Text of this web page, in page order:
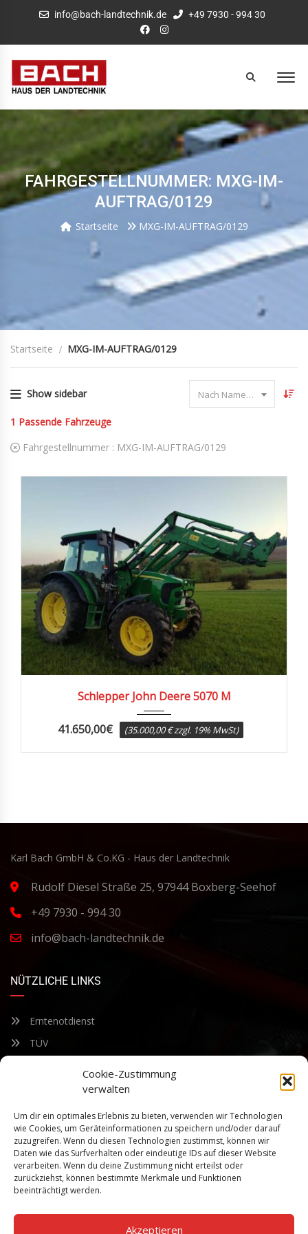
Cookie-Zustimmung
verwalten
Um dir ein optimales Erlebnis zu bieten, verwenden wir Technologien
wie Cookies, um Geräteinformationen zu speichern und/oder darauf
zuzugreifen. Wenn du diesen Technologien zustimmst, können wir
Daten wie das Surfverhalten oder eindeutige IDs auf dieser Website
verarbeiten. Wenn du deine Zustimmung nicht erteilst oder
zurückziehst, können bestimmte Merkmale und Funktionen
beeinträchtigt werden.
Akzeptieren
info@bach-landtechnik.de +49 7930 - 994 30
FAHRGESTELLNUMMER: MXG-IM-
AUFTRAG/0129
Startseite MXG-IM-AUFTRAG/0129
Startseite MXG-IM-AUFTRAG/0129
Show sidebar Nach Name sortieren
1 Passende Fahrzeuge
Fahrgestellnummer : MXG-IM-AUFTRAG/0129
Schlepper John Deere 5070 M
41.650,00€ (35.000,00 € zzgl. 19% MwSt)
Karl Bach GmbH & Co.KG - Haus der Landtechnik
Rudolf Diesel Straße 25, 97944 Boxberg-Seehof
+49 7930 - 994 30
info@bach-landtechnik.de
NÜTZLICHE LINKS
Erntenotdienst
TÜV
Bleiben Sie auf dem Laufenden über unsere sich ständig
weiterentwickelnden Produkteigenschaften und Technologien.
Geben Sie Ihre E-Mail-Adresse ein und abonnieren Sie unseren
Newsletter.